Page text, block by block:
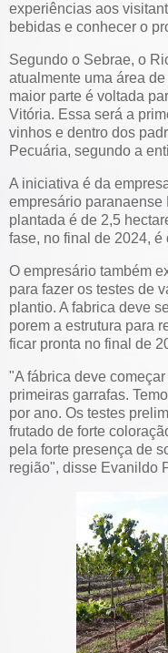
experiências aos
bebidas e conhecer o
Segundo o Sebrae, o
atualmente uma área
maior parte é voltada
Vitória. Essa será a
vinhos e dentro dos
Pecuária, segundo a
A iniciativa é da
empresário paranaense
plantada é de 2,5
fase, no final de 2024,
O empresário também
para fazer os testes de
plantio. A fabrica deve
porem a estrutura para
ficar pronta no final de
"A fábrica deve
primeiras garrafas.
por ano. Os testes
frutado de forte
pela forte presença de
região", disse Evanildo